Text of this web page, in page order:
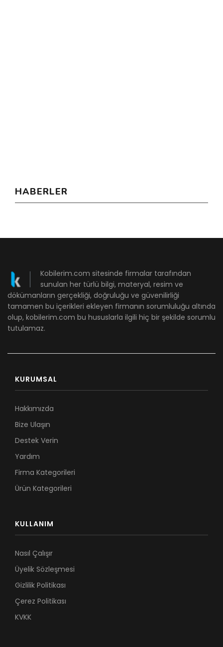
HABERLER
Kobilerim.com sitesinde firmalar tarafından
sunulan her türlü bilgi, materyal, resim ve
dökümanların gerçekliği, doğruluğu ve güvenilirliği
tamamen bu içerikleri ekleyen firmanın sorumluluğu altında
olup, kobilerim.com bu hususlarla ilgili hiç bir şekilde sorumlu
tutulamaz.
KURUMSAL
Hakkımızda
Bize Ulaşın
Destek Verin
Yardım
Firma Kategorileri
Ürün Kategorileri
KULLANIM
Nasıl Çalışır
Üyelik Sözleşmesi
Gizlilik Politikası
Çerez Politikası
KVKK